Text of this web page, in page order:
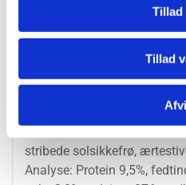
Tillad
Tillad
Information
Ingredienser: Majs, hvede,
stribede solsikkefrø,
Analyse: Protein 9,5%,